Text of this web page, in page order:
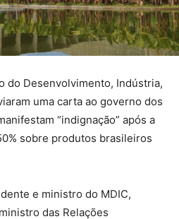
do Desenvolvimento, Indústria,
uma carta ao governo dos
“indignação” após a
sobre produtos brasileiros
e ministro do MDIC,
das Relações